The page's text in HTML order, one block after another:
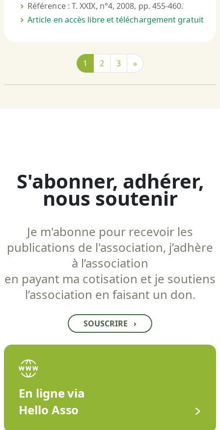
Référence : T. XXIX, n°4, 2008, pp. 455-460.
Article en accès libre et téléchargement gratuit
1 2 3 »
S'abonner, adhérer,
nous soutenir
Je m'abonne pour recevoir les
publications de l'association, j’adhère
à l’association
en payant ma cotisation et je soutiens
l’association en faisant un don.
SOUSCRIRE ›
En ligne via
Hello Asso